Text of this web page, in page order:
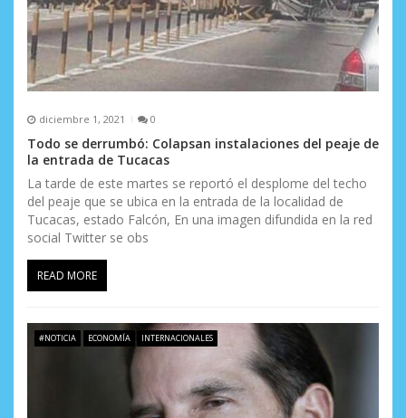
a
d
a
s
diciembre 1, 2021 0
Todo se derrumbó: Colapsan instalaciones del peaje de
la entrada de Tucacas
La tarde de este martes se reportó el desplome del techo
del peaje que se ubica en la entrada de la localidad de
Tucacas, estado Falcón, En una imagen difundida en la red
social Twitter se obs
READ MORE
#NOTICIA ECONOMÍA INTERNACIONALES